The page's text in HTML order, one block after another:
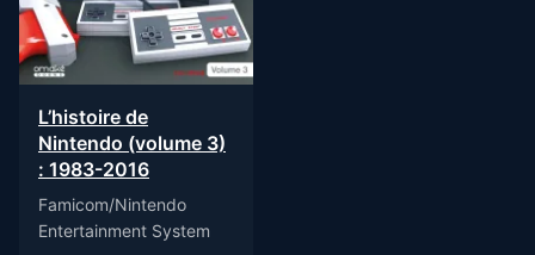
L’histoire de
Nintendo (volume 3)
: 1983-2016
Famicom/Nintendo
Entertainment System